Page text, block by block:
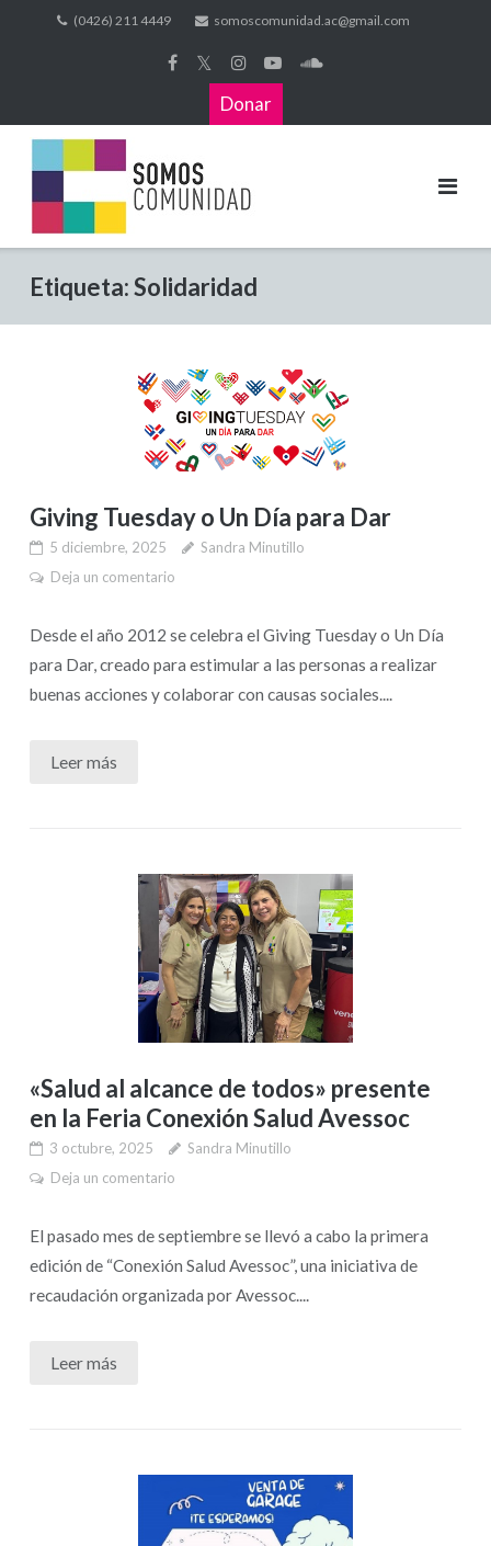
(0426) 211 4449 somoscomunidad.ac@gmail.com
𝕏
Donar
Etiqueta:Solidaridad
Giving Tuesday o Un Día para Dar
5 diciembre, 2025
Sandra Minutillo
Deja un comentario
Desde el año 2012 se celebra el Giving Tuesday o Un Día
para Dar, creado para estimular a las personas a realizar
buenas acciones y colaborar con causas sociales....
Leer más
«Salud al alcance de todos» presente
en la Feria Conexión Salud Avessoc
3 octubre, 2025
Sandra Minutillo
Deja un comentario
El pasado mes de septiembre se llevó a cabo la primera
edición de “Conexión Salud Avessoc”, una iniciativa de
recaudación organizada por Avessoc....
Leer más